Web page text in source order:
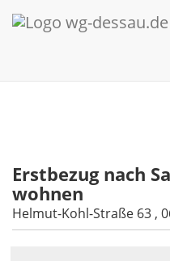
Erstbezug nach
wohnen
Helmut-Kohl-Straße 63 ,